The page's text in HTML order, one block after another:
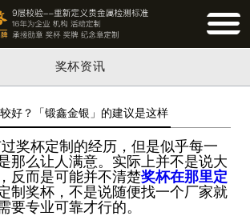
奖杯资讯
好？「锻鑫金银」的建议是这样
奖杯定制的经历，但是似乎每一
那么让人满意。实际上并不是说大
反而是可能并不清楚奖杯在那里定
制奖杯，不是说随便找一个厂家就
要专业可靠才行的。